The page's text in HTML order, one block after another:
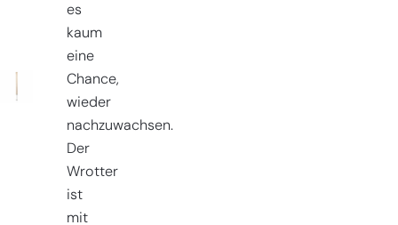
es
kaum
eine
Chance,
wieder
nachzuwachsen.
Der
Wrotter
ist
mit